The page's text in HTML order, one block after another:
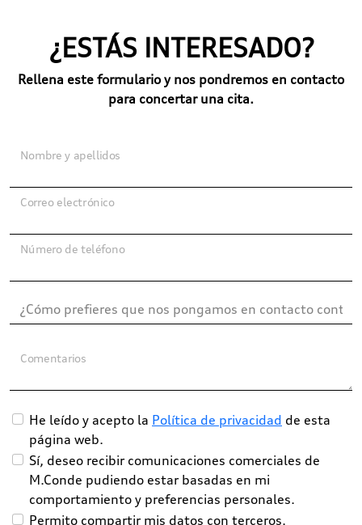
¿ESTÁS INTERESADO?
Rellena este formulario y nos pondremos en contacto
para concertar una cita.
Nombre y apellidos
Correo electrónico
Número de teléfono
Comentarios
He leído y acepto la Política de privacidad de esta
página web.
Sí, deseo recibir comunicaciones comerciales de
M.Conde pudiendo estar basadas en mi
comportamiento y preferencias personales.
Permito compartir mis datos con terceros.